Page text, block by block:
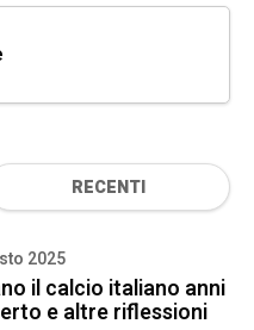
RECENTI
2025
il calcio italiano anni
e altre riflessioni